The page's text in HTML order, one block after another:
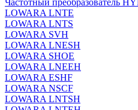
Частотный преобразователь
LOWARA LNTE
LOWARA LNTS
LOWARA SVH
LOWARA LNESH
LOWARA SHOE
LOWARA LNEEH
LOWARA ESHF
LOWARA NSCF
LOWARA LNTSH